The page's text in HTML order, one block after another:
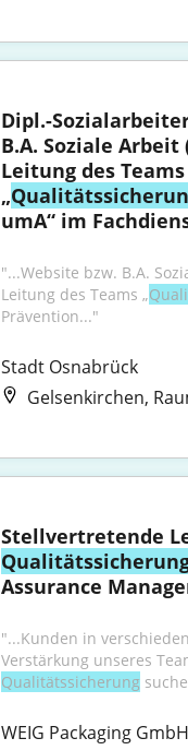
Dipl.-
B.A. Soziale
Leitung des Teams
„
umA“ im
"...Website bzw. B.A.
Leitung des Teams „
Prävention..."
Stadt Osnabrück
Gelsenkirchen,
Assurance
"...Kunden in
Qualitätssicherung
WEIG Packaging